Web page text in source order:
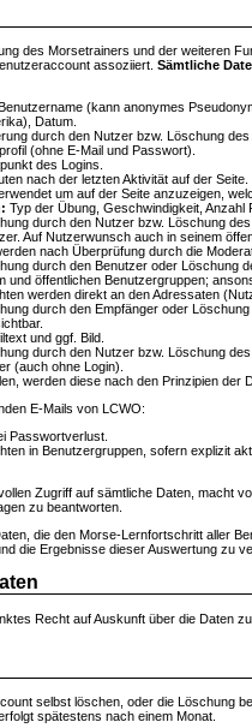
des Morsetrainers und der weiteren
assoziiert. Sämtliche
(kann anonymes
Datum.
durch den Nutzer bzw. Löschung des
(ohne E-Mail und Passwort).
des Logins.
nach der letzten Aktivität auf der Seite.
um auf der Seite anzuzeigen,
Typ der Übung, Geschwindigkeit, Anzahl
durch den Nutzer bzw. Löschung des
Auf Nutzerwunsch auch in seinem
nach Überprüfung durch die
durch den Benutzer oder Löschung
und öffentlichen Benutzergruppen;
werden direkt an den Adressaten
durch den Empfänger oder
und ggf. Bild.
durch den Nutzer bzw. Löschung des
(auch ohne Login).
werden diese nach den Prinzipien der
E-Mails von LCWO:
Passwortverlust.
in Benutzergruppen, sofern explizit
Zugriff auf sämtliche Daten, macht
zu beantworten.
die den Morse-Lernfortschritt aller
die Ergebnisse dieser Auswertung zu
Recht auf Auskunft über die Daten
selbst löschen, oder die Löschung
spätestens nach einem Monat.